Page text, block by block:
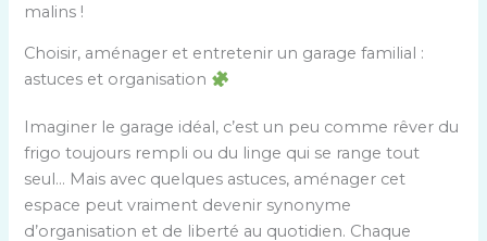
malins !
Choisir, aménager et entretenir un garage familial :
astuces et organisation
Imaginer le garage idéal, c’est un peu comme rêver du
frigo toujours rempli ou du linge qui se range tout
seul… Mais avec quelques astuces, aménager cet
espace peut vraiment devenir synonyme
d’organisation et de liberté au quotidien. Chaque